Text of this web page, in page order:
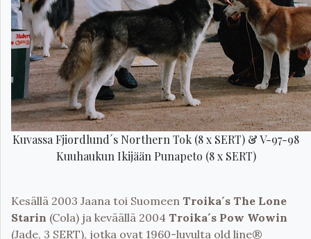
Kuvassa Fjiordlund´s Northern Tok (8 x SERT) & V-97-98
Kuuhaukun Ikijään Punapeto (8 x SERT)
Kesällä 2003 Jaana toi Suomeen Troika´s The Lone
Starin (Cola) ja keväällä 2004 Troika´s Pow Wowin
(Jade, 3 SERT), jotka ovat 1960-luvulta old line®